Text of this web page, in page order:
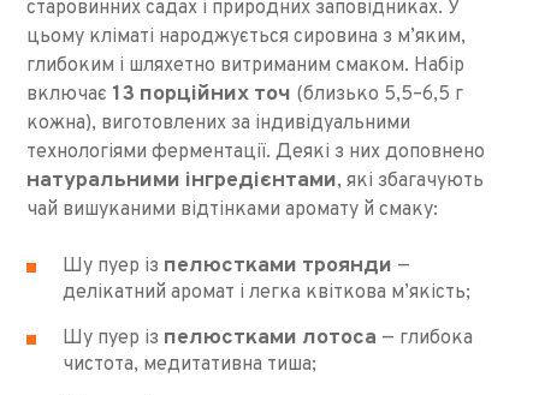
старовинних садах і природних заповідниках. У
цьому кліматі народжується сировина з м’яким,
глибоким і шляхетно витриманим смаком. Набір
включає 13 порційних точ (близько 5,5–6,5 г
кожна), виготовлених за індивідуальними
технологіями ферментації. Деякі з них доповнено
натуральними інгредієнтами, які збагачують
чай вишуканими відтінками аромату й смаку:
Шу пуер із пелюстками троянди —
делікатний аромат і легка квіткова м’якість;
Шу пуер із пелюстками лотоса — глибока
чистота, медитативна тиша;